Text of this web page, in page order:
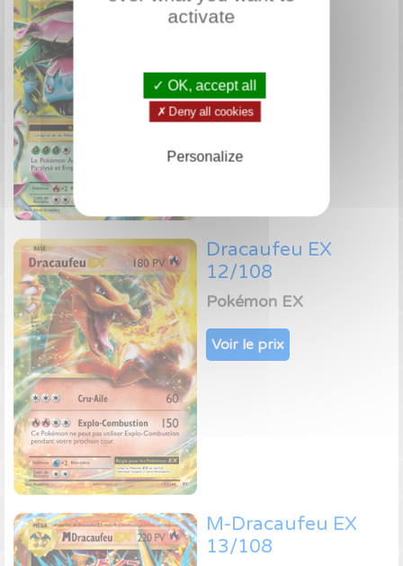
Pokémon EX
Voir le prix
Dracaufeu EX
12/108
Pokémon EX
Voir le prix
M-Dracaufeu EX
13/108
activate
✓ OK, accept all
✗ Deny all cookies
Personalize